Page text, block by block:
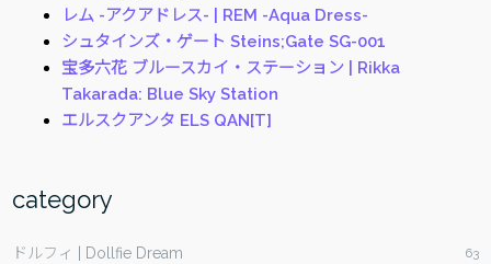
レム -アクアドレス- | REM -Aqua Dress-
シュタインズ・ゲート Steins;Gate SG-001
宝多六花 ブルースカイ・ステーション | Rikka
Takarada: Blue Sky Station
エルスクアンタ ELS QAN[T]
category
ドルフィ | Dollfie Dream 63